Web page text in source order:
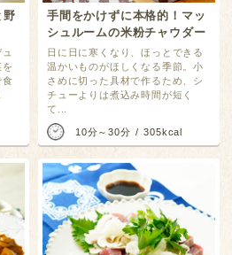
野
食
手間をかけずに本格的！マッ
シュルームの米粉チャウダー
日に日に寒くなり、ほっとできる
温かいものがほしくなる季節。小
さめに切った具材で作るため、シ
チューよりは煮込み時間が短く
て...
10分～30分 305kcal